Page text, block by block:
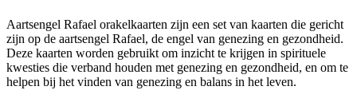
Aartsengel Rafael orakelkaarten zijn een set van kaarten die gericht
zijn op de aartsengel Rafael, de engel van genezing en gezondheid.
Deze kaarten worden gebruikt om inzicht te krijgen in spirituele
kwesties die verband houden met genezing en gezondheid, en om te
helpen bij het vinden van genezing en balans in het leven.